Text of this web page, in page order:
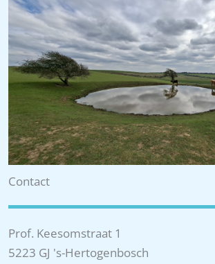
Contact
Prof. Keesomstraat 1
5223 GJ 's-Hertogenbosch